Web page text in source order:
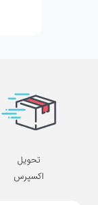
تحویل
اکسپرس